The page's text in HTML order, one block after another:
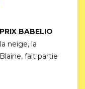
BABELIO
neige, la
fait partie